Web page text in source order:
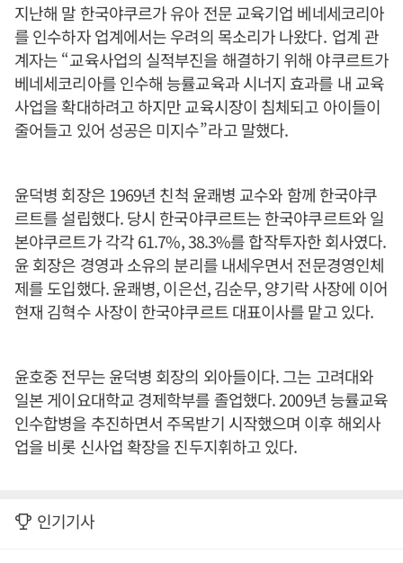
지난해 말 한국야쿠르가 유아 전문 교육기업 베네세코리아
를 인수하자 업계에서는 우려의 목소리가 나왔다. 업계 관
계자는“교육사업의 실적부진을 해결하기 위해 야쿠르트가
베네세코리아를 인수해 능률교육과 시너지 효과를 내 교육
사업을 확대하려고 하지만 교육시장이 침체되고 아이들이
줄어들고 있어 성공은 미지수”라고 말했다.
윤덕병 회장은 1969년 친척 윤쾌병 교수와 함께 한국야쿠
르트를 설립했다. 당시 한국야쿠르트는 한국야쿠르트와 일
본야쿠르트가 각각 61.7%, 38.3%를 합작투자한 회사였다.
윤 회장은 경영과 소유의 분리를 내세우면서 전문경영인체
제를 도입했다. 윤쾌병, 이은선, 김순무, 양기락 사장에 이어
현재 김혁수 사장이 한국야쿠르트 대표이사를 맡고 있다.
윤호중 전무는 윤덕병 회장의 외아들이다. 그는 고려대와
일본 게이요대학교 경제학부를 졸업했다. 2009년 능률교육
인수합병을 추진하면서 주목받기 시작했으며 이후 해외사
업을 비롯 신사업 확장을 진두지휘하고 있다.
인기기사